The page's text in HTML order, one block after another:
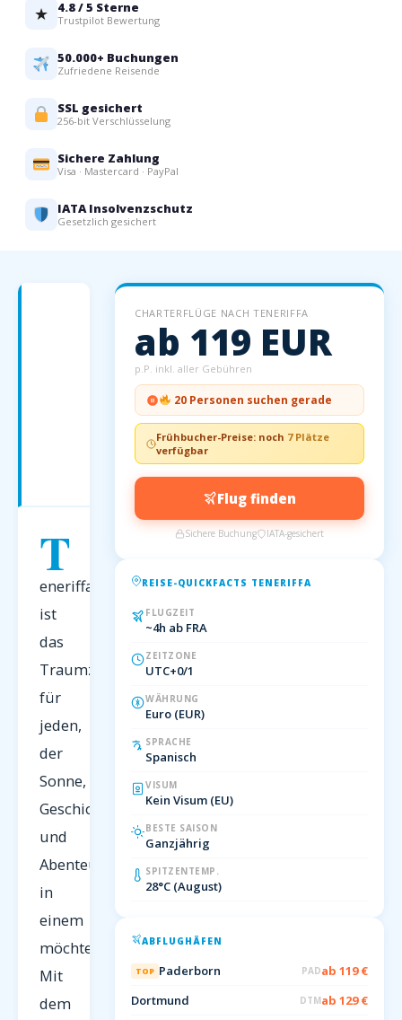
★ 4.8 / 5 Sterne
Trustpilot Bewertung
50.000+ Buchungen
Zufriedene Reisende
SSL gesichert
256-bit Verschlüsselung
Sichere Zahlung
Visa · Mastercard · PayPal
IATA Insolvenzschutz
Gesetzlich gesichert
T
eneriffa
ist
das
Traumziel
für
jeden,
der
Sonne,
Geschichte
und
Abenteuer
in
einem
möchte.
Mit
dem
CHARTERFLÜGE NACH TENERIFFA
ab 119 EUR
p.P. inkl. aller Gebühren
20 Personen suchen gerade
Frühbucher-Preise: noch 7 Plätze
verfügbar
Flug finden
Sichere Buchung IATA-gesichert
REISE-QUICKFACTS TENERIFFA
FLUGZEIT
~4h ab FRA
ZEITZONE
UTC+0/1
WÄHRUNG
Euro (EUR)
SPRACHE
Spanisch
VISUM
Kein Visum (EU)
BESTE SAISON
Ganzjährig
SPITZENTEMP.
28°C (August)
ABFLUGHÄFEN
TOP Paderborn PADab 119 €
Dortmund
DTMab 129 €